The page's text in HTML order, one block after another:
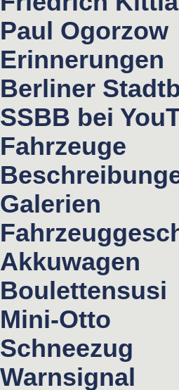
Paul Ogorzow
Erinnerungen
Berliner
SSBB bei
Fahrzeuge
Galerien
Akkuwagen
Boulettensusi
Mini-Otto
Schneezug
Warnsignal